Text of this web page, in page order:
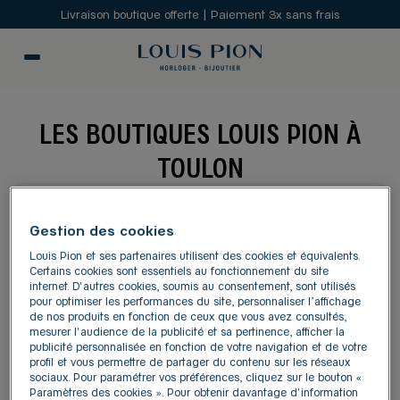
Livraison boutique offerte | Paiement 3x sans frais
LES BOUTIQUES LOUIS PION À
TOULON
Liste Carte
1
2.12 km
LOUIS PION TOULON MAYOL
Centre Mayol, rue du Mûrier
83000 Toulon
4,7/5Note de 4.7 sur 5
(301 avis)
Gestion des cookies
Louis Pion et ses partenaires utilisent des cookies et équivalents.
Certains cookies sont essentiels au fonctionnement du site
internet. D'autres cookies, soumis au consentement, sont utilisés
pour optimiser les performances du site, personnaliser l’affichage
de nos produits en fonction de ceux que vous avez consultés,
mesurer l'audience de la publicité et sa pertinence, afficher la
publicité personnalisée en fonction de votre navigation et de votre
profil et vous permettre de partager du contenu sur les réseaux
sociaux. Pour paramétrer vos préférences, cliquez sur le bouton «
Paramètres des cookies ». Pour obtenir davantage d'information